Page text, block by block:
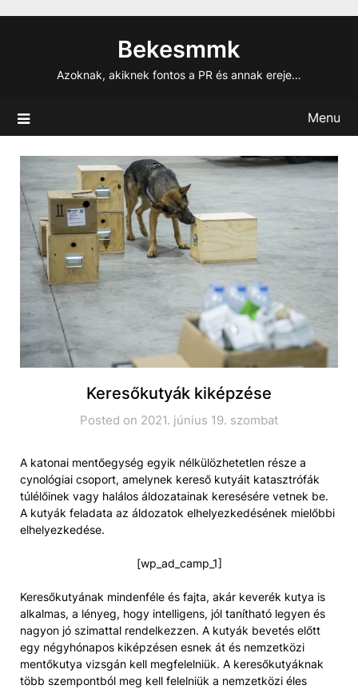
Bekesmmk
Azoknak, akiknek fontos a PR és annak ereje…
Menu
Keresőkutyák kiképzése
Posted on 2021. június 19. szombat
A katonai mentőegység egyik nélkülözhetetlen része a
cynológiai csoport, amelynek kereső kutyáit katasztrófák
túlélőinek vagy halálos áldozatainak keresésére vetnek be.
A kutyák feladata az áldozatok elhelyezkedésének mielőbbi
elhelyezkedése.
[wp_ad_camp_1]
Keresőkutyának mindenféle és fajta, akár keverék kutya is
alkalmas, a lényeg, hogy intelligens, jól tanítható legyen és
nagyon jó szimattal rendelkezzen. A kutyák bevetés előtt
egy négyhónapos kiképzésen esnek át és nemzetközi
mentőkutya vizsgán kell megfelelniük. A keresőkutyáknak
több szempontból meg kell felelniük a nemzetközi éles